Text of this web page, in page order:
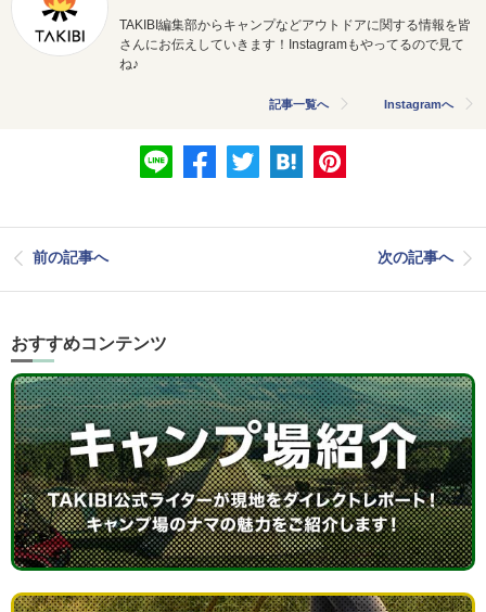
TAKIBI編集部からキャンプなどアウトドアに関する情報を皆
さんにお伝えしていきます！Instagramもやってるので見て
ね♪
記事一覧へ Instagramへ
前の記事へ 次の記事へ
おすすめコンテンツ